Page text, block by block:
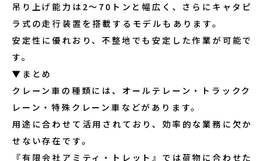
吊り上げ能力は2〜70トンと幅広く、さらにキャタピ
ラ式の走行装置を搭載するモデルもあります。
安定性に優れおり、不整地でも安定した作業が可能で
す。
▼まとめ
クレーン車の種類には、オールテレーン・トラックク
レーン・特殊クレーン車などがあります。
用途に合わせて活用されており、効率的な業務に欠か
せない存在です。
『有限会社アミティ・トレット』では荷物に合わせた